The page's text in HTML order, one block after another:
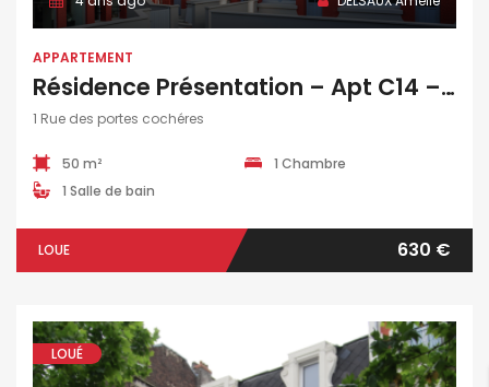
APPARTEMENT
Résidence Présentation – Apt C14 – T2 – 51 M2
1 Rue des portes cochéres
50 m²
1 Chambre
1 Salle de bain
LOUE 630 €
LOUÉ